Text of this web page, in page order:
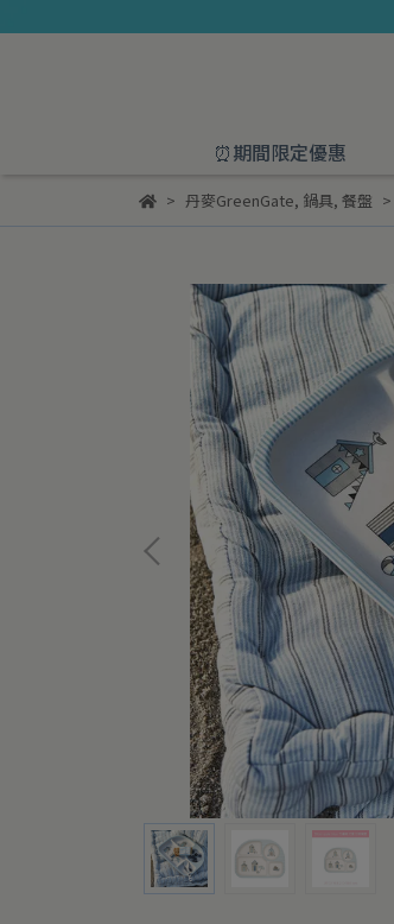
⏰期間限定優惠
丹麥GreenGate, 鍋具, 餐盤